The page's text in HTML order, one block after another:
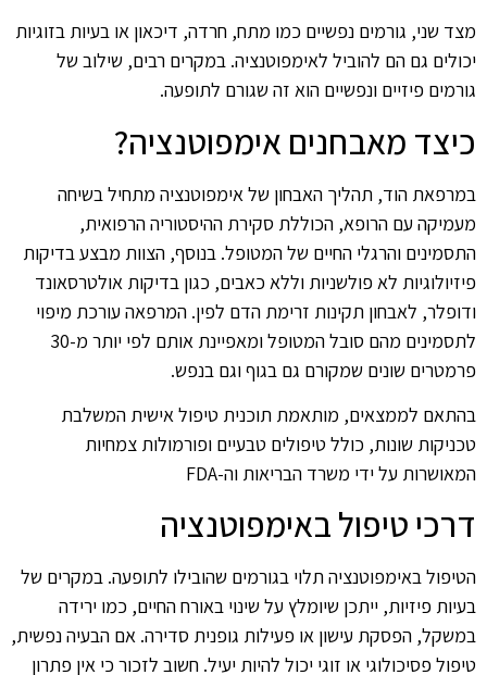
מצד שני, גורמים נפשיים כמו מתח, חרדה, דיכאון או בעיות בזוגיות
יכולים גם הם להוביל לאימפוטנציה. במקרים רבים, שילוב של
גורמים פיזיים ונפשיים הוא זה שגורם לתופעה.
כיצד מאבחנים אימפוטנציה?
במרפאת הוד, תהליך האבחון של אימפוטנציה מתחיל בשיחה
מעמיקה עם הרופא, הכוללת סקירת ההיסטוריה הרפואית,
התסמינים והרגלי החיים של המטופל. בנוסף, הצוות מבצע בדיקות
פיזיולוגיות לא פולשניות וללא כאבים, כגון בדיקות אולטרסאונד
ודופלר, לאבחון תקינות זרימת הדם לפין. המרפאה עורכת מיפוי
לתסמינים מהם סובל המטופל ומאפיינת אותם לפי יותר מ-30
פרמטרים שונים שמקורם גם בגוף וגם בנפש.
בהתאם לממצאים, מותאמת תוכנית טיפול אישית המשלבת
טכניקות שונות, כולל טיפולים טבעיים ופורמולות צמחיות
המאושרות על ידי משרד הבריאות וה-FDA
דרכי טיפול באימפוטנציה
הטיפול באימפוטנציה תלוי בגורמים שהובילו לתופעה. במקרים של
בעיות פיזיות, ייתכן שיומלץ על שינוי באורח החיים, כמו ירידה
במשקל, הפסקת עישון או פעילות גופנית סדירה. אם הבעיה נפשית,
טיפול פסיכולוגי או זוגי יכול להיות יעיל. חשוב לזכור כי אין פתרון